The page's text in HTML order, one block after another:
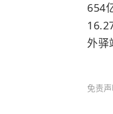
654
外驿
免责